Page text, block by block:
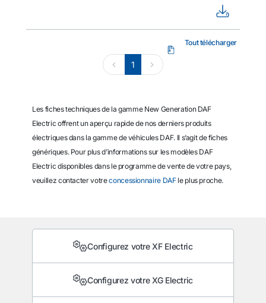
1
Tout télécharger
Les fiches techniques de la gamme New Generation DAF
Electric offrent un aperçu rapide de nos derniers produits
électriques dans la gamme de véhicules DAF. Il s’agit de fiches
génériques. Pour plus d’informations sur les modèles DAF
Electric disponibles dans le programme de vente de votre pays,
veuillez contacter votreconcessionnaire DAFle plus proche.
Configurez votre XF Electric
Configurez votre XG Electric